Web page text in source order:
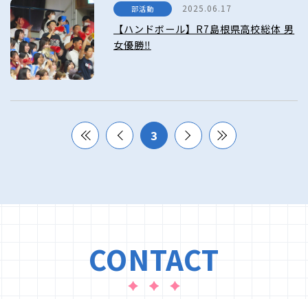
部活動 2025.06.17
【ハンドボール】R7島根県高校総体 男
女優勝‼
3
CONTACT